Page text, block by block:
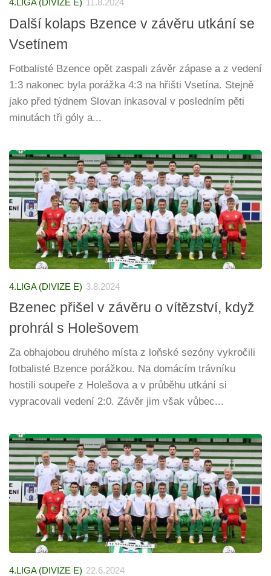
4.LIGA (DIVIZE E) 11.8.2024
Další kolaps Bzence v závěru utkání se
Vsetínem
Fotbalisté Bzence opět zaspali závěr zápase a z vedení
1:3 nakonec byla porážka 4:3 na hřišti Vsetína. Stejně
jako před týdnem Slovan inkasoval v posledním pěti
minutách tři góly a...
4.LIGA (DIVIZE E) 3.8.2024
Bzenec přišel v závěru o vítězství, když
prohrál s Holešovem
Za obhajobou druhého místa z loňské sezóny vykročili
fotbalisté Bzence porážkou. Na domácím trávníku
hostili soupeře z Holešova a v průběhu utkání si
vypracovali vedení 2:0. Závěr jim však vůbec...
4.LIGA (DIVIZE E) 22.6.2024